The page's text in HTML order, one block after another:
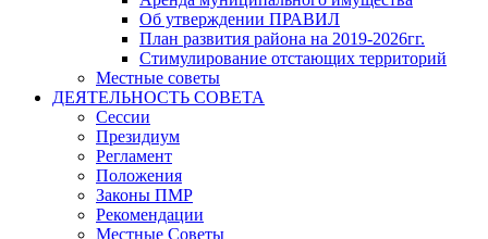
Об утверждении ПРАВИЛ
План развития района на 2019-2026гг.
Стимулирование отстающих территорий
Местные советы
ДЕЯТЕЛЬНОСТЬ СОВЕТА
Сессии
Президиум
Регламент
Положения
Законы ПМР
Рекомендации
Местные Советы